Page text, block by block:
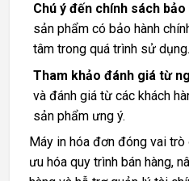
Chú ý đến chính sách bảo
sản phẩm có bảo hành
tâm trong quá trình sử dụng.
Tham khảo đánh giá từ
và đánh giá từ các khách
sản phẩm ưng ý.
Máy in hóa đơn đóng vai
ưu hóa quy trình bán hàng,